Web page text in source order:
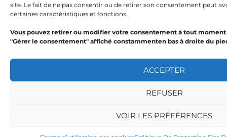
site. Le fait de ne pas consentir ou de retirer son consentement peut
certaines caractéristiques et fonctions.
Vous pouvez retirer ou modifier votre consentement à tout
"Gérer le consentement" affiché constammenten bas à droite du
ACCEPTER
REFUSER
VOIR LES PRÉFÉRENCES